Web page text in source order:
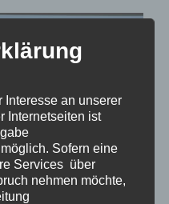
Interesse an unserer
Internetseiten ist
Sofern eine
Services über
nehmen möchte,